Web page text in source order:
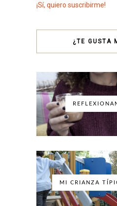
¡Sí, quiero suscribirme!
¿TE GUSTA
MI CRIANZA